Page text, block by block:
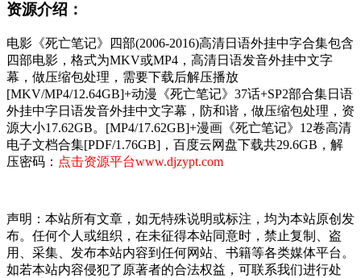
资源介绍：
电影《死亡笔记》四部(2006-2016)高清日语外挂中字合集包含
四部电影，格式为MKV或MP4，高清日语发音外挂中文字
幕，做压缩包处理，需要下载后解压播放
[MKV/MP4/12.64GB]+动漫《死亡笔记》37话+SP2部合集日语
外挂中字日语发音外挂中文字幕，防和谐，做压缩包处理，资
源大小17.62GB。[MP4/17.62GB]+漫画《死亡笔记》12卷高清
电子文档合集[PDF/1.76GB]，百度云网盘下载共29.6GB，解
压密码： 点击资源平台www.djzypt.com
声明：本站所有文章，如无特殊说明或标注，均为本站原创发
布。任何个人或组织，在未征得本站同意时，禁止复制、盗
用、采集、发布本站内容到任何网站、书籍等各类媒体平台。
如若本站内容侵犯了原著者的合法权益，可联系我们进行处